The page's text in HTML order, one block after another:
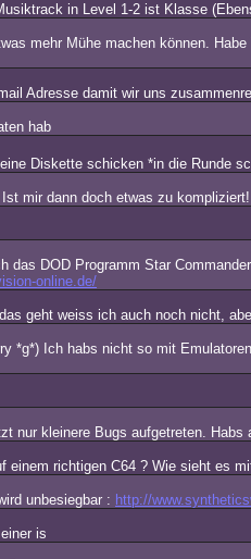
in Level 1-2 ist Klasse
mehr Mühe machen können.
Adresse damit wir uns
hab
Diskette schicken *in die Runde
mir dann doch etwas zu
das DOD Programm Star
online.de/
geht weiss ich auch noch nicht,
*g*) Ich habs nicht so mit
nur kleinere Bugs aufgetreten.
einem richtigen C64 ? Wie sieht es
unbesiegbar : http://
is